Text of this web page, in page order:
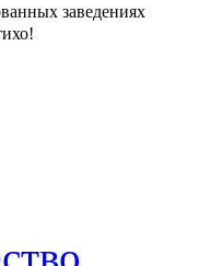
заведениях